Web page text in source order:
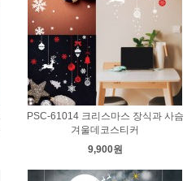
PSC-61014 크리스마스 장식과 사슴
겨울데코스티커
9,900원